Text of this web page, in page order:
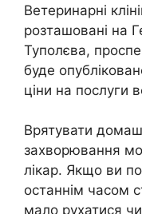
Ветеринарні
розташовані на
Туполєва,
буде
ціни на послуги
Врятувати
захворювання
лікар. Якщо ви
останнім часом
мало рухатися